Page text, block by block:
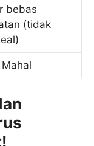
bebas
(tidak